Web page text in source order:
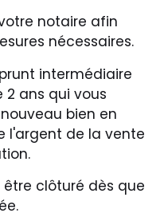
notaire afin
nécessaires.
intermédiaire
ans qui vous
bien en
l'argent de la vente
clôturé dès que